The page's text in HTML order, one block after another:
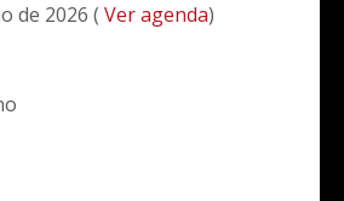
de 2026 ( Ver agenda)